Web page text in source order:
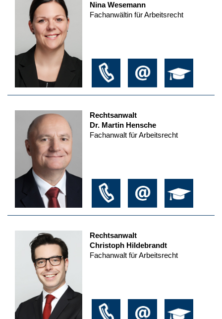
Nina Wesemann
Fachanwältin für Arbeitsrecht
Rechtsanwalt
Dr. Martin Hensche
Fachanwalt für Arbeitsrecht
Rechtsanwalt
Christoph Hildebrandt
Fachanwalt für Arbeitsrecht